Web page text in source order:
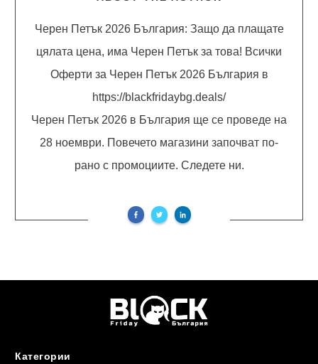
Черен Петък 2026 България: Защо да плащате
цялата цена, има Черен Петък за това! Всички
Оферти за Черен Петък 2026 България в
https://blackfridaybg.deals/
Черен Петък 2026 в България ще се проведе на
28 ноември. Повечето магазини започват по-
рано с промоциите. Следете ни.
Категории